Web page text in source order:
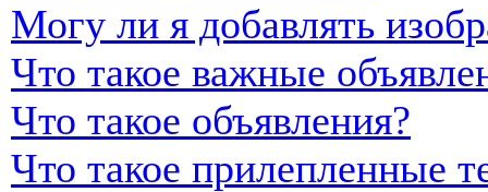
Могу ли я добавлять
Что такое важные
Что такое объявления?
Что такое прилепленные